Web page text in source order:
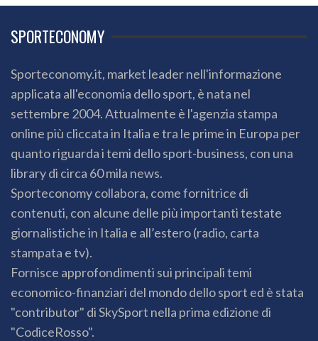
SPORTECONOMY
Sporteconomy.it, market leader nell'informazione
applicata all'economia dello sport, è nata nel
settembre 2004. Attualmente è l'agenzia stampa
online più cliccata in Italia e tra le prime in Europa per
quanto riguarda i temi dello sport-business, con una
library di circa 60 mila news.
Sporteconomy collabora, come fornitrice di
contenuti, con alcune delle più importanti testate
giornalistiche in Italia e all’estero (radio, carta
stampata e tv).
Fornisce approfondimenti sui principali temi
economico-finanziari del mondo dello sport ed è stata
"contributor" di SkySport nella prima edizione di
"CodiceRosso".